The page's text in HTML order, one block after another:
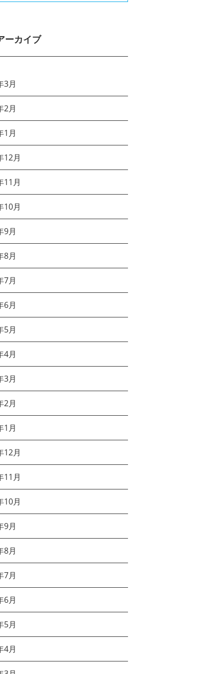
ーカイブ
3月
2月
1月
12月
11月
10月
9月
8月
7月
6月
5月
4月
3月
2月
1月
12月
11月
10月
9月
8月
7月
6月
5月
4月